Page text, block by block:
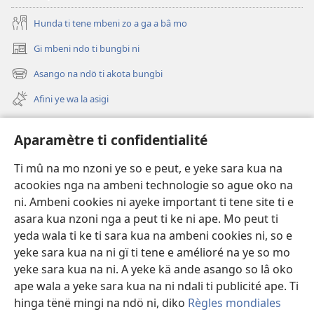
Aparamètre ti confidentialité
Ti mû na mo nzoni ye so e peut, e yeke sara kua na
acookies nga na ambeni technologie so ague oko na
ni. Ambeni cookies ni ayeke important ti tene site ti e
asara kua nzoni nga a peut ti ke ni ape. Mo peut ti
yeda wala ti ke ti sara kua na ambeni cookies ni, so e
yeke sara kua na ni gï ti tene e amélioré na ye so mo
yeke sara kua na ni. A yeke kä ande asango so lâ oko
ape wala a yeke sara kua na ni ndali ti publicité ape. Ti
hinga tënë mingi na ndö ni, diko Règles mondiales
na
Hunda ti tene mbeni zo a ga a bâ mo
Gi mbeni ndo ti bungbi ni
(zi
mbeni
fini
page)
Asango na ndö ti akota bungbi
(zi
mbeni
fini
page)
Afini ye wa la asigi
Videos with Audio Descriptions
Gi
A-offrande
(zi
mbeni
fini
page)
BIBLIOTHÈQUE NA NDÖ TI INTERNET
(zi
mbeni
fini
page)
JW Hub ®
(zi
mbeni